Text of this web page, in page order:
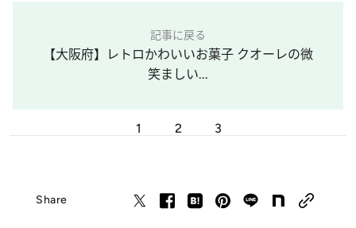
記事に戻る
【大阪府】レトロかわいいお菓子 クオーレの微
笑ましい...
1 2 3
Share